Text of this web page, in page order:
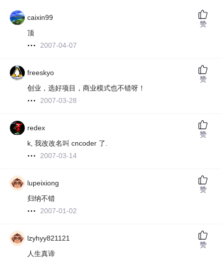
caixin99
顶
2007-04-07
赞
freeskyo
创业，选好项目，商业模式也不错呀！
2007-03-28
赞
redex
k, 我改改名叫 cncoder 了.
2007-03-14
赞
lupeixiong
归纳不错
2007-01-02
赞
lzyhyy821121
人生真谛
赞